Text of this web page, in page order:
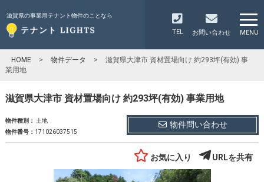
滋賀県の事業用テナント物件のことなら
TEL お問い合わせ MENU
HOME > 物件データ >
滋賀県大津市 資材置場向け 約293坪(有効) 事
業用地
滋賀県大津市 資材置場向け 約293坪(有効) 事業用地
物件種別： 土地
物件番号： 171026037515
物件問い合わせ
お気に入り URLを共有